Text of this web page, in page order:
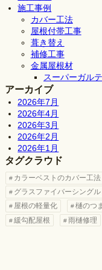
施工事例
カバー工法
屋根付帯工事
葺き替え
補修工事
金属屋根材
スーパーガル
アーカイブ
2026年7月
2026年4月
2026年3月
2026年2月
2026年1月
タグクラウド
カラーベストのカバー工法
グラスファイバーシングル
屋根の軽量化
樋のつ
緩勾配屋根
雨樋修理